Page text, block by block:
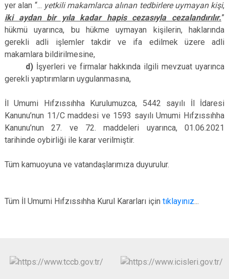
yer alan “... yetkili makamlarca alınan tedbirlere uymayan kişi,
iki aydan bir yıla kadar hapis cezasıyla cezalandırılır.”
hükmü uyarınca, bu hükme uymayan kişilerin, haklarında
gerekli adli işlemler takdir ve ifa edilmek üzere adli
makamlara bildirilmesine,
d) İşyerleri ve firmalar hakkında ilgili mevzuat uyarınca
gerekli yaptırımların uygulanmasına,
İl Umumi Hıfzıssıhha Kurulumuzca, 5442 sayılı İl İdaresi
Kanunu’nun 11/C maddesi ve 1593 sayılı Umumi Hıfzıssıhha
Kanunu’nun 27. ve 72. maddeleri uyarınca, 01.06.2021
tarihinde oybirliği ile karar verilmiştir.
Tüm kamuoyuna ve vatandaşlarımıza duyurulur.
Tüm İl Umumi Hıfzıssıhha Kurul Kararları için tıklayınız...